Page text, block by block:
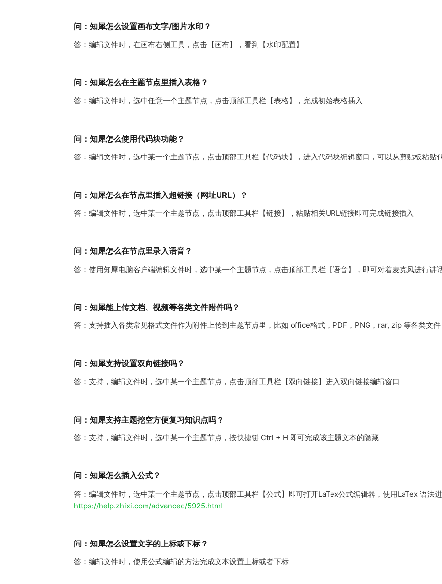
问：知犀怎么设置画布文字/图片水印？
答：编辑文件时，在画布右侧工具，点击【画布】，看到【水印配置】
问：知犀怎么在主题节点里插入表格？
答：编辑文件时，选中任意一个主题节点，点击顶部工具栏【表格】，完成初始表格插入
问：知犀怎么使用代码块功能？
答：编辑文件时，选中某一个主题节点，点击顶部工具栏【代码块】，进入代码块编辑窗口，可以从剪贴板粘贴
问：知犀怎么在节点里插入超链接（网址URL）？
答：编辑文件时，选中某一个主题节点，点击顶部工具栏【链接】，粘贴相关URL链接即可完成链接插入
问：知犀怎么在节点里录入语音？
答：使用知犀电脑客户端编辑文件时，选中某一个主题节点，点击顶部工具栏【语音】，即可对着麦克风进行讲
问：知犀能上传文档、视频等各类文件附件吗？
答：支持插入各类常见格式文件作为附件上传到主题节点里，比如 office格式，PDF，PNG，rar, zip 等各类文件
问：知犀支持设置双向链接吗？
答：支持，编辑文件时，选中某一个主题节点，点击顶部工具栏【双向链接】进入双向链接编辑窗口
问：知犀支持主题挖空方便复习知识点吗？
答：支持，编辑文件时，选中某一个主题节点，按快捷键 Ctrl + H 即可完成该主题文本的隐藏
问：知犀怎么插入公式？
答：编辑文件时，选中某一个主题节点，点击顶部工具栏【公式】即可打开LaTex公式编辑器，使用LaTex 语法
https://help.zhixi.com/advanced/5925.html
问：知犀怎么设置文字的上标或下标？
答：编辑文件时，使用公式编辑的方法完成文本设置上标或者下标